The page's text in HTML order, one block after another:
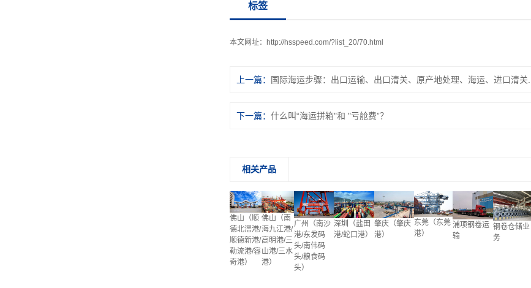
标签
本文网址： http://hsspeed.com/?list_20/70.html
上一篇： 国际海运步骤：出口运输、出口清关、原产地处理、海运、进口清关...
下一篇： 什么叫“海运拼箱"和 "亏舱费”？
相关产品
佛山（顺
德北滘港/
顺德新港/
勒流港/容
奇港）
佛山（南
海九江港/
高明港/三
山港/三水
港）
广州（南沙
港/东发码
头/南伟码
头/粮食码
头）
深圳（盐田
港/蛇口港）
肇庆（肇庆
港）
东莞（东莞
港）
浦项钢卷运
输
钢卷仓储业
务